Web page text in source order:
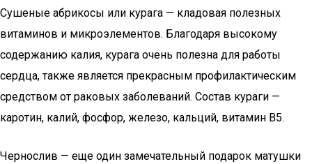
Сушеные абрикосы или курага — кладовая полезных
витаминов и микроэлементов. Благодаря высокому
содержанию калия, курага очень полезна для работы
сердца, также является прекрасным профилактическим
средством от раковых заболеваний. Состав кураги —
каротин, калий, фосфор, железо, кальций, витамин B5.
Чернослив — еще один замечательный подарок матушки